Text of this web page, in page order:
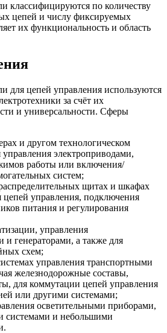
классифицируются по количеству
цепей и числу фиксируемых
их функциональность и область
для цепей управления используются
за счёт их
и универсальности. Сферы
и другом технологическом
электроприводами,
работы или включения/
систем;
щитах и шкафах
цепей управления, подключения
питания и регулирования
управления
и генераторами, а также для
схем;
управления транспортными
железнодорожные составы,
для коммутации цепей управления
или другими системами;
осветительными приборами,
системами и небольшими